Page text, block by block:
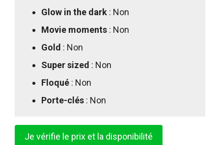
Glow in the dark : Non
Movie moments : Non
Gold : Non
Super sized : Non
Floqué : Non
Porte-clés : Non
Je vérifie le prix et la disponibilité